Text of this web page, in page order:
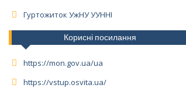
Гуртожиток УжНУ УУННІ
Корисні посилання
https://mon.gov.ua/ua
https://vstup.osvita.ua/